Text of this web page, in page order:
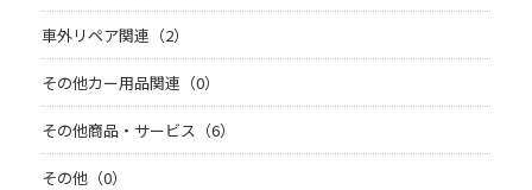
車外リペア関連（2）
その他カー用品関連（0）
その他商品・サービス（6）
その他（0）